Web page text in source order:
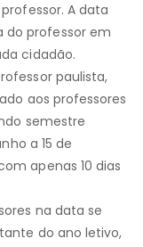
A data
professor em
cidadão.
paulista,
aos professores
semestre
a 15 de
apenas 10 dias
na data se
do ano letivo,